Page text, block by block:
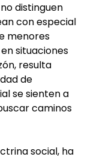
distinguen
con especial
menores
situaciones
resulta
de
se sienten a
caminos
social, ha